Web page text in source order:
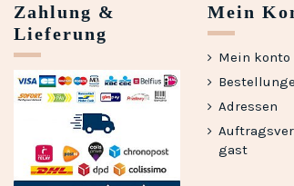
Zahlung &
Lieferung
Mein
Mein konto
Adressen
gast